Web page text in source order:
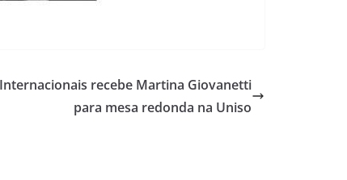
recebe Martina Giovanetti
para mesa redonda na Uniso